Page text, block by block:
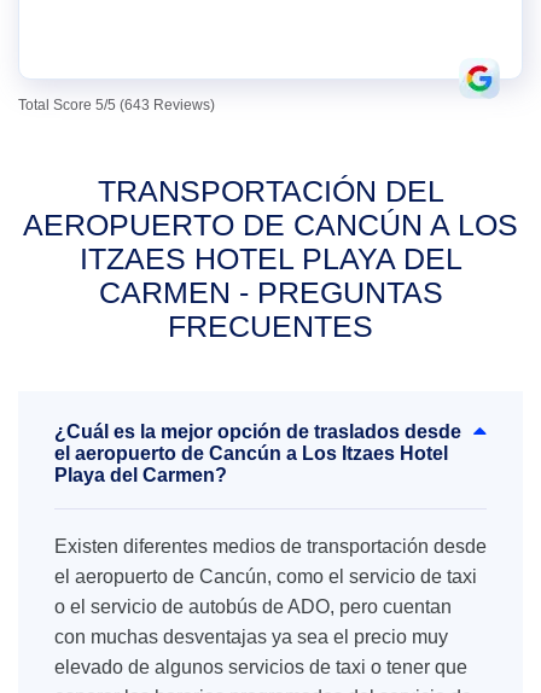
Total Score 5/5 (643 Reviews)
TRANSPORTACIÓN DEL
AEROPUERTO DE CANCÚN A LOS
ITZAES HOTEL PLAYA DEL
CARMEN - PREGUNTAS
FRECUENTES
¿Cuál es la mejor opción de traslados desde
el aeropuerto de Cancún a Los Itzaes Hotel
Playa del Carmen?
Existen diferentes medios de transportación desde
el aeropuerto de Cancún, como el servicio de taxi
o el servicio de autobús de ADO, pero cuentan
con muchas desventajas ya sea el precio muy
elevado de algunos servicios de taxi o tener que